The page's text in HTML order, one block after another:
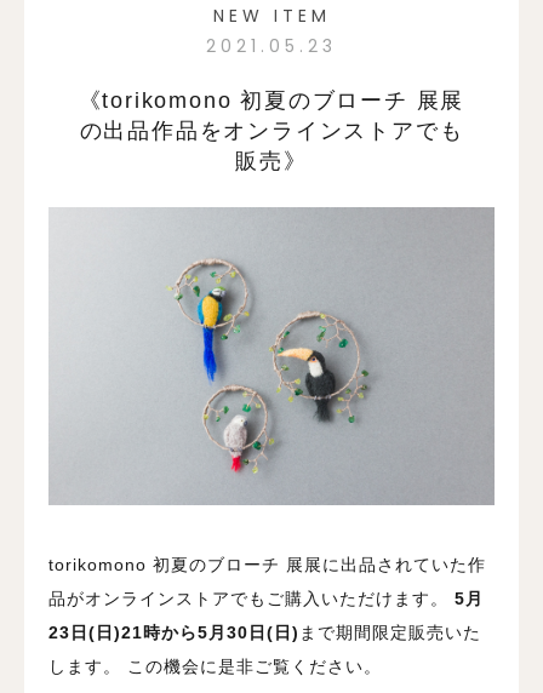
NEW ITEM
2021.05.23
《torikomono 初夏のブローチ 展展
の出品作品をオンラインストアでも
販売》
torikomono 初夏のブローチ 展展に出品されていた作
品がオンラインストアでもご購入いただけます。
5月
23日(日)21時から5月30日(日) まで期間限定販売いた
します。
この機会に是非ご覧ください。